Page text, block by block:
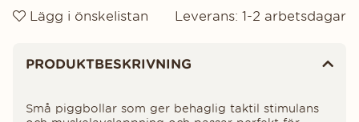
Lägg i önskelistan Leverans: 1-2 arbetsdagar
PRODUKTBESKRIVNING
Små piggbollar som ger behaglig taktil stimulans